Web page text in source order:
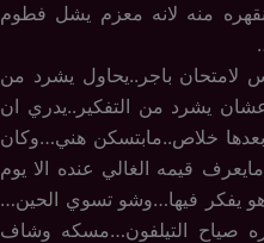
منه لانه معزم يشل فطوم
باجر..يحاول يشرد من
يشرد من التفكير..يدري ان
خلاص..مابتسكن هني…وكان
قيمه الغالي عنده الا يوم
يفكر فيها…وشو تسوي الحين…
صياح التيلفون…مسكه وشاف